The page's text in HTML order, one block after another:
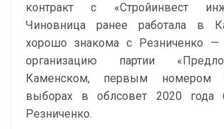
контракт с «Стройинвест
Чиновница ранее работала в
хорошо знакома с Резниченко —
организацию партии
Каменском, первым номером
выборах в облсовет 2020 года
Резниченко.